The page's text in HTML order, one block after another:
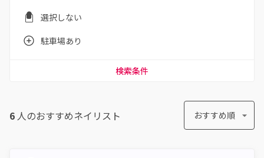
選択しない
駐車場あり
検索条件
6 人のおすすめネイリスト おすすめ順